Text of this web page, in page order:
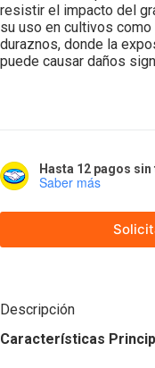
resistir el impacto del
su uso en cultivos
duraznos, donde la
puede causar daños
Hasta 12 pagos
Saber más
Descripción
Características